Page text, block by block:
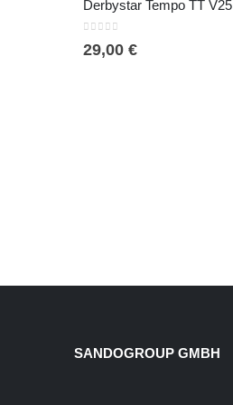
Derbystar Tempo TT V25
29,00 €
SANDOGROUP GMBH